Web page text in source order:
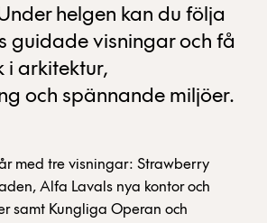
helgen kan du följa
guidade visningar och få
i arkitektur,
och spännande miljöer.
med tre visningar: Strawberry
Alfa Lavals nya kontor och
samt Kungliga Operan och